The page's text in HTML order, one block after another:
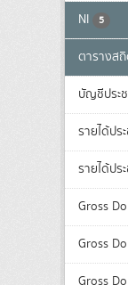
NI 5
ตารางส
บัญชีประ
รายได้ปร
รายได้ปร
Gross
Gross
Gross